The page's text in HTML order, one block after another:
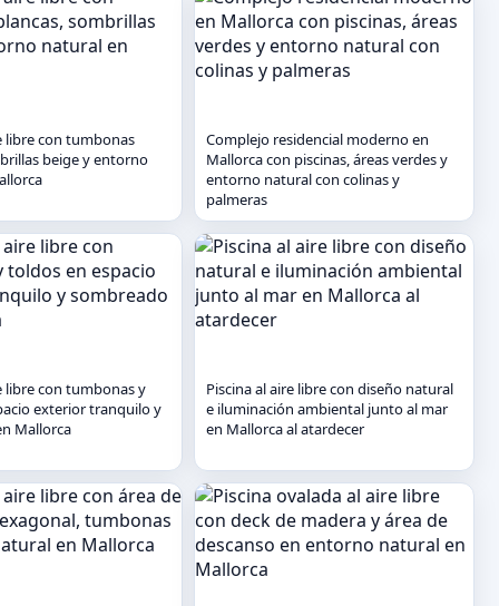
libre con tumbonas
beige y entorno
Complejo residencial moderno en
Mallorca con piscinas, áreas verdes y
entorno natural con colinas y
palmeras
libre con tumbonas y
exterior tranquilo y
Mallorca
Piscina al aire libre con diseño natural
e iluminación ambiental junto al mar
en Mallorca al atardecer